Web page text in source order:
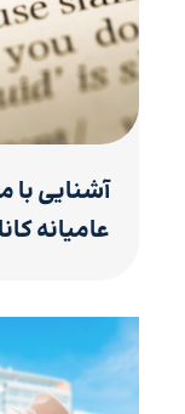
آشنایی
عامیانه